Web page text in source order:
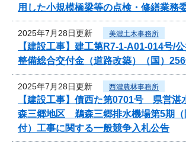
用した小規模橋梁等の点検・修繕業務
2025年7月28日更新 美濃土木事務所
【建設工事】建工第R7-1-A01-014号/
整備総合交付金（道路改築）（国）
2025年7月28日更新 西濃農林事務所
【建設工事】債西た第0701号 県営
森三郷地区 鵜森三郷排水機場第5期（
付）工事に関する一般競争入札公告